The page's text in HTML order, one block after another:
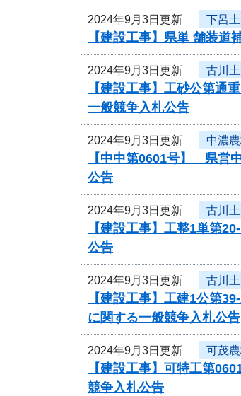
2024年9月3日更新 下呂
【建設工事】県単 舗装
2024年9月3日更新 古川
【建設工事】工砂公第
一般競争入札公告
2024年9月3日更新 中濃
【中中第0601号】 県営
公告
2024年9月3日更新 古川
【建設工事】工整1単第
公告
2024年9月3日更新 古川
【建設工事】工建1公第
に関する一般競争入札公告
2024年9月3日更新 可茂
【建設工事】可特工第
競争入札公告